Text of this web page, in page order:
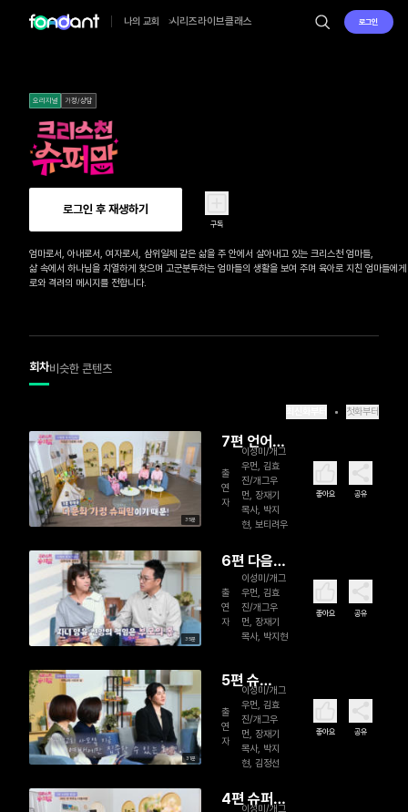
나의 교회 시리즈라이브클래스 로그인
오리지널 가정/상담
로그인 후 재생하기
구독
엄마로서, 아내로서, 여자로서, 삼위일체 같은 삶을 주 안에서 살아내고 있는 크리스천 엄마들,
삶 속에서 하나님을 치열하게 찾으며 고군분투하는 엄마들의 생활을 보여 주며 육아로 지친 엄마들에
로와 격려의 메시지를 전합니다.
회차비슷한 콘텐츠
첫화부터
35분
7편 언어,
문화 차이
를 초월하
는 다문화
엄마 (완)
출
연
자
이성미/개그
우먼, 김효
진/개그우
먼, 장재기
목사, 박지
현, 보티려우
좋아요 공유
35분
6편 다음
세대를 위
한 엄마들
의 신앙 고
출
연
자
이성미/개그
우먼, 김효
진/개그우
먼, 장재기
목사, 박지현
좋아요 공유
31분
5편 슈
퍼 오
브 더 슈
퍼, 개척교
회 사모맘
출
연
자
이성미/개그
우먼, 김효
진/개그우
먼, 장재기
목사, 박지
현, 김정선
좋아요 공유
4편 슈퍼
이성미/개그